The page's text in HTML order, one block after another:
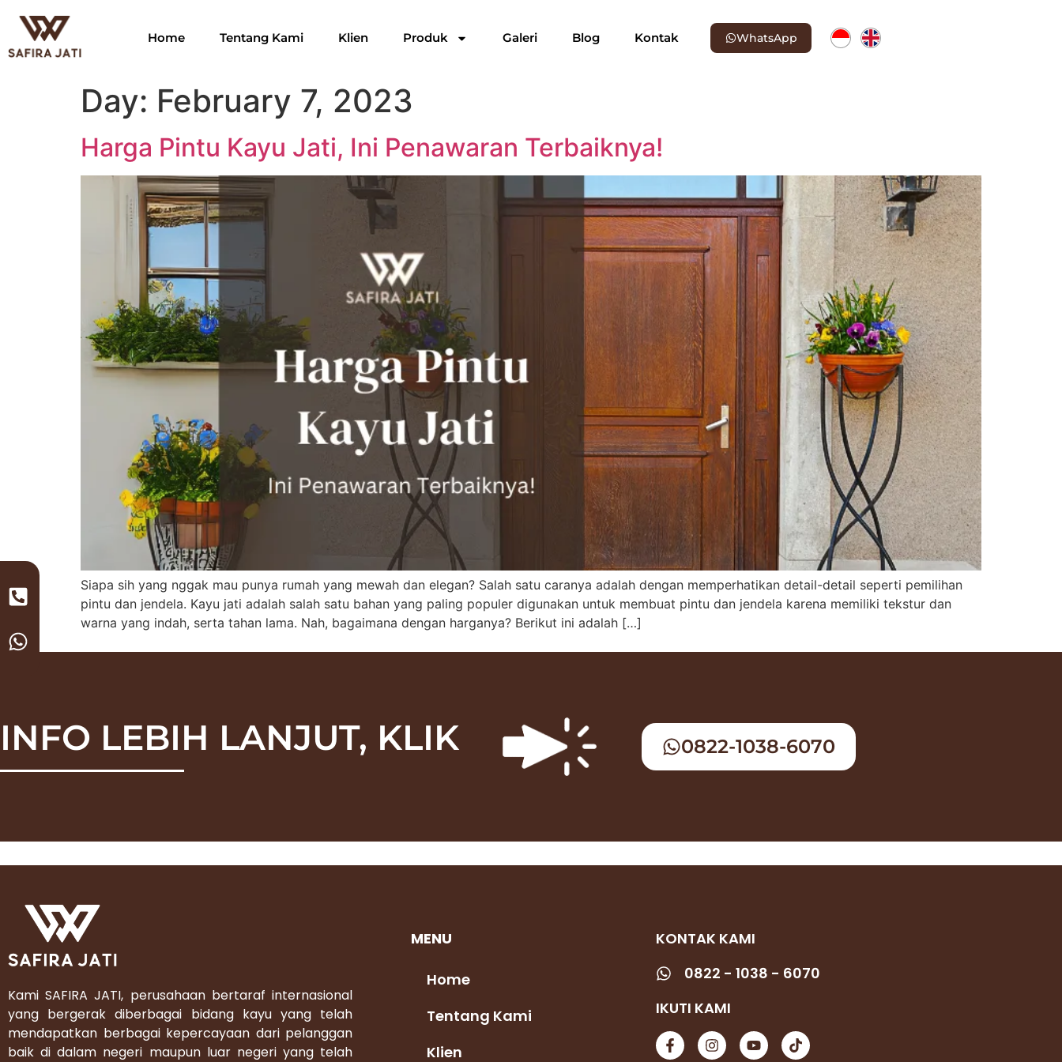
Home Tentang Kami Klien Produk Galeri Blog Kontak WhatsApp
Day: February 7, 2023
Harga Pintu Kayu Jati, Ini Penawaran Terbaiknya!
Siapa sih yang nggak mau punya rumah yang mewah dan elegan? Salah satu caranya adalah dengan memperhatikan detail-detail seperti pemilihan
pintu dan jendela. Kayu jati adalah salah satu bahan yang paling populer digunakan untuk membuat pintu dan jendela karena memiliki tekstur dan
warna yang indah, serta tahan lama. Nah, bagaimana dengan harganya? Berikut ini adalah […]
INFO LEBIH LANJUT, KLIK 0822-1038-6070
Kami SAFIRA JATI, perusahaan bertaraf internasional
yang bergerak diberbagai bidang kayu yang telah
mendapatkan berbagai kepercayaan dari pelanggan
baik di dalam negeri maupun luar negeri yang telah
MENU
Home
Tentang Kami
Klien
KONTAK KAMI
0822 - 1038 - 6070
IKUTI KAMI